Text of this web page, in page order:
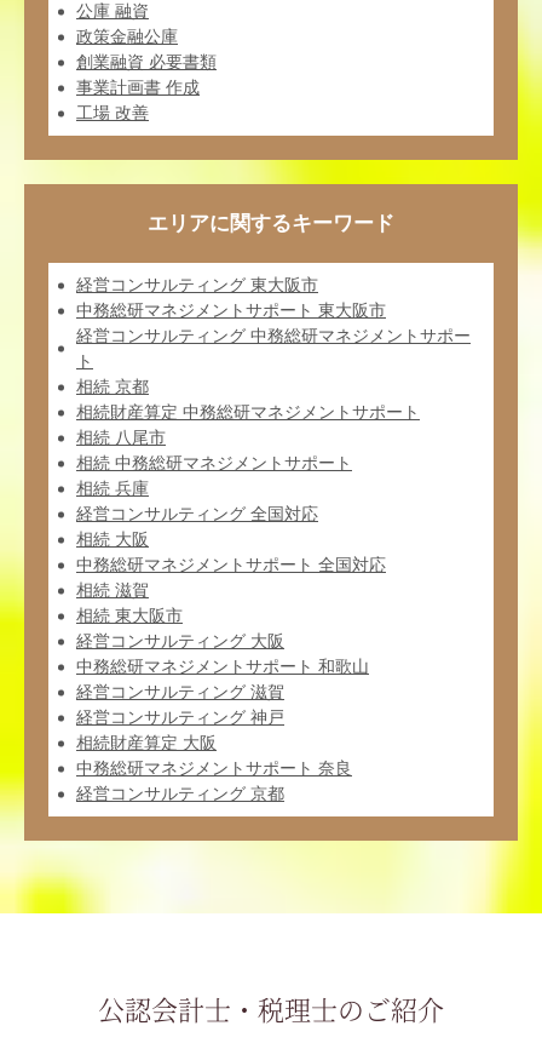
公庫 融資
政策金融公庫
創業融資 必要書類
事業計画書 作成
工場 改善
エリアに関するキーワード
経営コンサルティング 東大阪市
中務総研マネジメントサポート 東大阪市
経営コンサルティング 中務総研マネジメントサポー
ト
相続 京都
相続財産算定 中務総研マネジメントサポート
相続 八尾市
相続 中務総研マネジメントサポート
相続 兵庫
経営コンサルティング 全国対応
相続 大阪
中務総研マネジメントサポート 全国対応
相続 滋賀
相続 東大阪市
経営コンサルティング 大阪
中務総研マネジメントサポート 和歌山
経営コンサルティング 滋賀
経営コンサルティング 神戸
相続財産算定 大阪
中務総研マネジメントサポート 奈良
経営コンサルティング 京都
公認会計士・税理士のご紹介